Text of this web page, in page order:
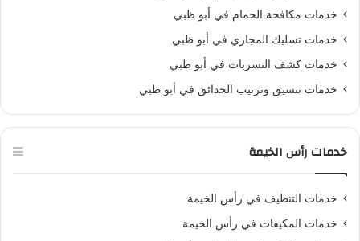
خدمات مكافحة الحمام في أبو ظبي
خدمات تسليك المجاري في أبو ظبي
خدمات كشف التسربات في أبو ظبي
خدمات تنسيق وترتيب الحدائق في أبو ظبي
خدمات رأس الخيمة
خدمات التنظيف في رأس الخيمة
خدمات المكيفات في رأس الخيمة